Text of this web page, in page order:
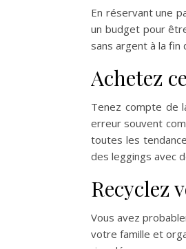
En réservant une
un budget pour
sans argent à la
Achetez
Tenez compte de
erreur souvent
toutes les
des leggings avec
Recyclez
Vous avez
votre famille et